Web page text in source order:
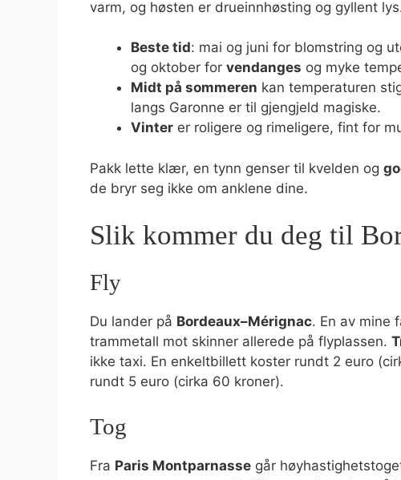
varm, og høsten er drueinnhøsting og gyllent
Beste tid: mai og juni for blomstring og
og oktober for vendanges og myke
Midt på sommeren kan temperaturen
langs Garonne er til gjengjeld magiske.
Vinter er roligere og rimeligere, fint for
Pakk lette klær, en tynn genser til kvelden og
de bryr seg ikke om anklene dine.
Slik kommer du deg til
Fly
Du lander på Bordeaux–Mérignac. En av mine
trammetall mot skinner allerede på flyplassen.
ikke taxi. En enkeltbillett koster rundt 2 euro
rundt 5 euro (cirka 60 kroner).
Tog
Fra Paris Montparnasse går